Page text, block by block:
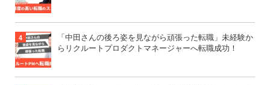
「中田さんの後ろ姿を見ながら頑張った転職」未経験か
らリクルートプロダクトマネージャーへ転職成功！